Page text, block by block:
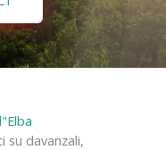
su davanzali,